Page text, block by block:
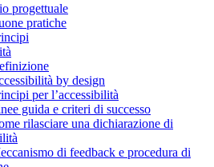
progettuale
pratiche
by design
per l’accessibilità
guida e criteri di successo
rilasciare una dichiarazione di
di feedback e procedura di